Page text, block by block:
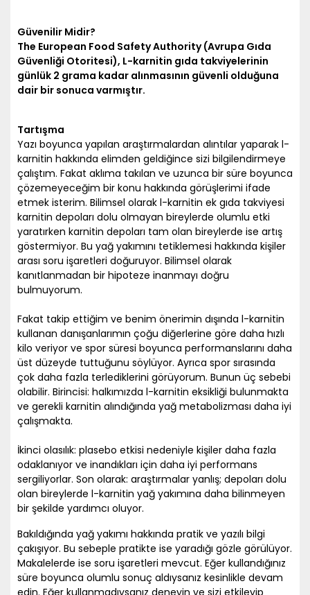
Güvenilir Midir?
The European Food Safety Authority (Avrupa Gıda
Güvenliği Otoritesi), L-karnitin gıda takviyelerinin
günlük 2 grama kadar alınmasının güvenli olduğuna
dair bir sonuca varmıştır.
Tartışma
Yazı boyunca yapılan araştırmalardan alıntılar yaparak l-
karnitin hakkında elimden geldiğince sizi bilgilendirmeye
çalıştım. Fakat aklıma takılan ve uzunca bir süre boyunca
çözemeyeceğim bir konu hakkında görüşlerimi ifade
etmek isterim. Bilimsel olarak l-karnitin ek gıda takviyesi
karnitin depoları dolu olmayan bireylerde olumlu etki
yaratırken karnitin depoları tam olan bireylerde ise artış
göstermiyor. Bu yağ yakımını tetiklemesi hakkında kişiler
arası soru işaretleri doğuruyor. Bilimsel olarak
kanıtlanmadan bir hipoteze inanmayı doğru
bulmuyorum.
Fakat takip ettiğim ve benim önerimin dışında l-karnitin
kullanan danışanlarımın çoğu diğerlerine göre daha hızlı
kilo veriyor ve spor süresi boyunca performanslarını daha
üst düzeyde tuttuğunu söylüyor. Ayrıca spor sırasında
çok daha fazla terlediklerini görüyorum. Bunun üç sebebi
olabilir. Birincisi: halkımızda l-karnitin eksikliği bulunmakta
ve gerekli karnitin alındığında yağ metabolizması daha iyi
çalışmakta.
İkinci olasılık: plasebo etkisi nedeniyle kişiler daha fazla
odaklanıyor ve inandıkları için daha iyi performans
sergiliyorlar. Son olarak: araştırmalar yanlış; depoları dolu
olan bireylerde l-karnitin yağ yakımına daha bilinmeyen
bir şekilde yardımcı oluyor.
Bakıldığında yağ yakımı hakkında pratik ve yazılı bilgi
çakışıyor. Bu sebeple pratikte ise yaradığı gözle görülüyor.
Makalelerde ise soru işaretleri mevcut. Eğer kullandığınız
süre boyunca olumlu sonuç aldıysanız kesinlikle devam
edin. Eğer kullanmadıysanız deneyin ve sizi etkileyip